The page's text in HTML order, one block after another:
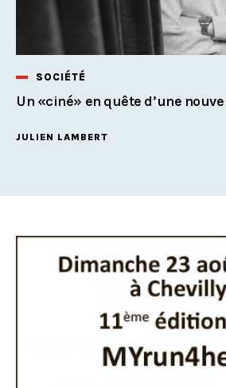
SOCIÉTÉ
Un «ciné» en quête d’une
JULIEN LAMBERT